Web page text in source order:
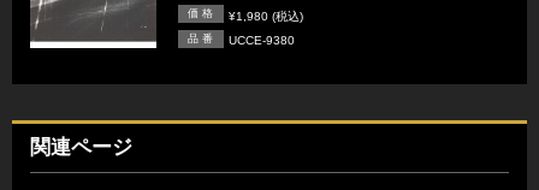
価 格 ¥1,980 (税込)
品 番 UCCE-9380
関連ページ